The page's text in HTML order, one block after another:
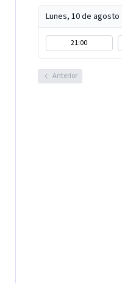
Lunes, 10 de agosto
21:00
Anterior